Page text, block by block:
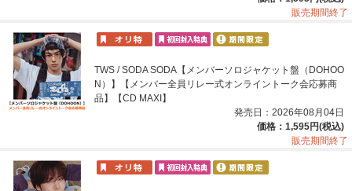
販売期間終了
TWS / SODA SODA【メンバーソロジャケット盤（DOHOO
N）】【メンバー全員リレー式オンライントーク会応募商
品】【CD MAXI】
発売日：2026年08月04日
価格：1,595円(税込)
販売期間終了